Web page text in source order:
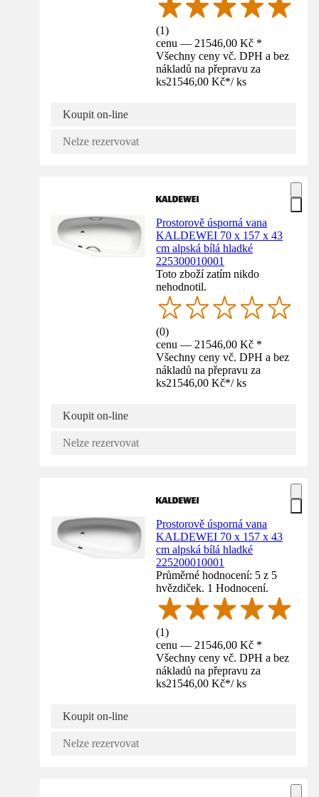
(1)
cenu — 21546,00 Kč *
Všechny ceny vč. DPH a bez
nákladů na přepravu za
ks21546,00 Kč*/ ks
Koupit on-line
Nelze rezervovat
Prostorově úsporná vana
KALDEWEI 70 x 157 x 43
cm alpská bílá hladké
225300010001
Toto zboží zatím nikdo
nehodnotil.
(0)
cenu — 21546,00 Kč *
Všechny ceny vč. DPH a bez
nákladů na přepravu za
ks21546,00 Kč*/ ks
Koupit on-line
Nelze rezervovat
Prostorově úsporná vana
KALDEWEI 70 x 157 x 43
cm alpská bílá hladké
225200010001
Průměrné hodnocení: 5 z 5
hvězdiček. 1 Hodnocení.
(1)
cenu — 21546,00 Kč *
Všechny ceny vč. DPH a bez
nákladů na přepravu za
ks21546,00 Kč*/ ks
Koupit on-line
Nelze rezervovat